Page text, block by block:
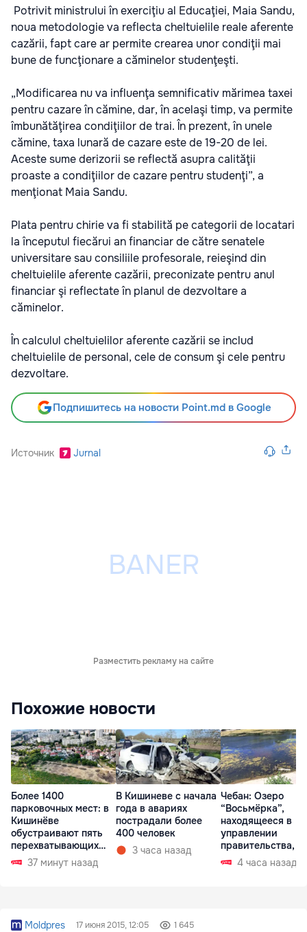
Potrivit ministrului în exerciţiu al Educaţiei, Maia Sandu,
noua metodologie va reflecta cheltuielile reale aferente
cazării, fapt care ar permite crearea unor condiţii mai
bune de funcţionare a căminelor studenţeşti.
„Modificarea nu va influenţa semnificativ mărimea taxei
pentru cazare în cămine, dar, în acelaşi timp, va permite
îmbunătăţirea condiţiilor de trai. În prezent, în unele
cămine, taxa lunară de cazare este de 19-20 de lei.
Aceste sume derizorii se reflectă asupra calităţii
proaste a condiţiilor de cazare pentru studenţi”, a
menţionat Maia Sandu.
Plata pentru chirie va fi stabilită pe categorii de locatari
la începutul fiecărui an financiar de către senatele
universitare sau consiliile profesorale, reieşind din
cheltuielile aferente cazării, preconizate pentru anul
financiar şi reflectate în planul de dezvoltare a
căminelor.
În calculul cheltuielilor aferente cazării se includ
cheltuielile de personal, cele de consum şi cele pentru
dezvoltare.
Подпишитесь на новости Point.md в Google
Источник Jurnal
Разместить рекламу на сайте
Похожие новости
Более 1400
парковочных мест: в
Кишинёве
обустраивают пять
перехватывающих
парковок
37 минут назад
В Кишиневе с начала
года в авариях
пострадали более
400 человек
3 часа назад
Чебан: Озеро
“Восьмёрка”,
находящееся в
управлении
правительства, в
запустении
4 часа назад
Moldpres 17 июня 2015, 12:05 1 645